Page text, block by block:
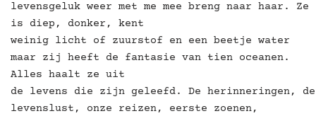
levensgeluk weer met me mee breng naar haar. Ze
is diep, donker, kent
weinig licht of zuurstof en een beetje water
maar zij heeft de fantasie van tien oceanen.
Alles haalt ze uit
de levens die zijn geleefd. De herinneringen, de
levenslust, onze reizen, eerste zoenen,